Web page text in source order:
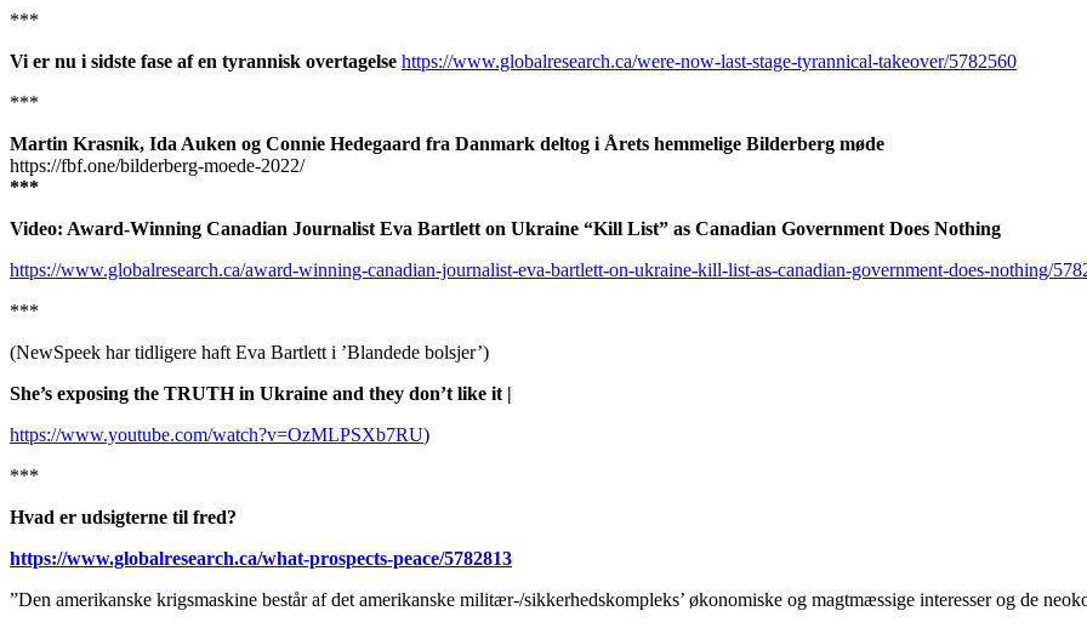
***
Vi er nu i sidste fase af en tyrannisk overtagelse https://www.globalresearch.ca/were-now-last-stage-tyrannical-takeover/5782560
***
Martin Krasnik, Ida Auken og Connie Hedegaard fra Danmark deltog i Årets hemmelige Bilderberg møde
https://fbf.one/bilderberg-moede-2022/
***
Video: Award-Winning Canadian Journalist Eva Bartlett on Ukraine “Kill List” as Canadian Government Does Nothing
https://www.globalresearch.ca/award-winning-canadian-journalist-eva-bartlett-on-ukraine-kill-list-as-canadian-government-does-nothing/
***
(NewSpeek har tidligere haft Eva Bartlett i ’Blandede bolsjer’)
She’s exposing the TRUTH in Ukraine and they don’t like it |
https://www.youtube.com/watch?v=OzMLPSXb7RU)
***
Hvad er udsigterne til fred?
https://www.globalresearch.ca/what-prospects-peace/5782813
”Den amerikanske krigsmaskine består af det amerikanske militær-/sikkerhedskompleks’ økonomiske og magtmæssige interesser og de